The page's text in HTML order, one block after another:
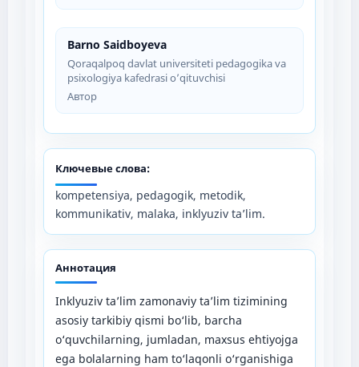
Barno Saidboyeva
Qoraqalpoq davlat universiteti pedagogika va
psixologiya kafedrasi o’qituvchisi
Автор
Ключевые слова:
kompetensiya, pedagogik, metodik,
kommunikativ, malaka, inklyuziv ta’lim.
Аннотация
Inklyuziv ta’lim zamonaviy ta’lim tizimining
asosiy tarkibiy qismi bo‘lib, barcha
o‘quvchilarning, jumladan, maxsus ehtiyojga
ega bolalarning ham to‘laqonli o‘rganishiga